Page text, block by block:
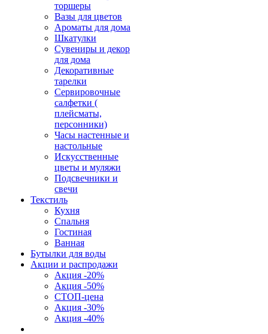
торшеры
Вазы для цветов
Ароматы для дома
Шкатулки
Сувениры и декор
для дома
Декоративные
тарелки
Сервировочные
салфетки (
плейсматы,
персонники)
Часы настенные и
настольные
Искусственные
цветы и муляжи
Подсвечники и
свечи
Текстиль
Кухня
Спальня
Гостиная
Ванная
Бутылки для воды
Акции и распродажи
Акция -20%
Акция -50%
СТОП-цена
Акция -30%
Акция -40%